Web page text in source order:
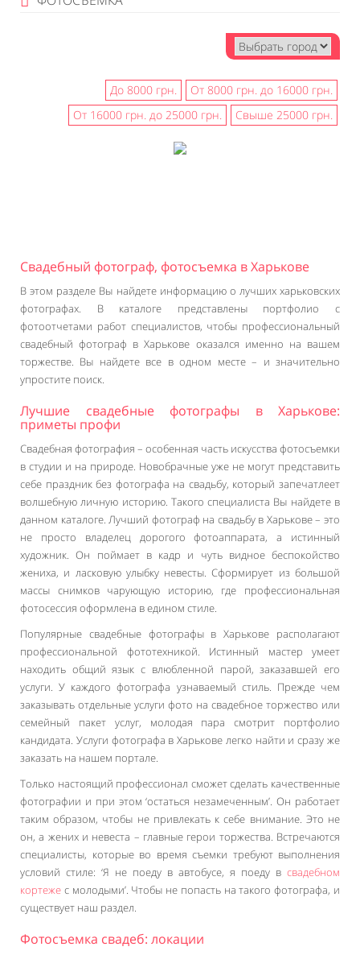
До 8000 грн.
От 8000 грн. до 16000 грн.
От 16000 грн. до 25000 грн.
Свыше 25000 грн.
Свадебный фотограф, фотосъемка в Харькове
В этом разделе Вы найдете информацию о лучших харьковских
фотографах. В каталоге представлены портфолио с
фотоотчетами работ специалистов, чтобы профессиональный
свадебный фотограф в Харькове оказался именно на вашем
торжестве. Вы найдете все в одном месте – и значительно
упростите поиск.
Лучшие свадебные фотографы в Харькове:
приметы профи
Свадебная фотография – особенная часть искусства фотосъемки
в студии и на природе. Новобрачные уже не могут представить
себе праздник без фотографа на свадьбу, который запечатлеет
волшебную личную историю. Такого специалиста Вы найдете в
данном каталоге. Лучший фотограф на свадьбу в Харькове – это
не просто владелец дорогого фотоаппарата, а истинный
художник. Он поймает в кадр и чуть видное беспокойство
жениха, и ласковую улыбку невесты. Сформирует из большой
массы снимков чарующую историю, где профессиональная
фотосессия оформлена в едином стиле.
Популярные свадебные фотографы в Харькове располагают
профессиональной фототехникой. Истинный мастер умеет
находить общий язык с влюбленной парой, заказавшей его
услуги. У каждого фотографа узнаваемый стиль. Прежде чем
заказывать отдельные услуги фото на свадебное торжество или
семейный пакет услуг, молодая пара смотрит портфолио
кандидата. Услуги фотографа в Харькове легко найти и сразу же
заказать на нашем портале.
Только настоящий профессионал сможет сделать качественные
фотографии и при этом ‘остаться незамеченным’. Он работает
таким образом, чтобы не привлекать к себе внимание. Это не
он, а жених и невеста – главные герои торжества. Встречаются
специалисты, которые во время съемки требуют выполнения
условий стиле: ‘Я не поеду в автобусе, я поеду в свадебном
кортеже с молодыми’. Чтобы не попасть на такого фотографа, и
существует наш раздел.
Фотосъемка свадеб: локации